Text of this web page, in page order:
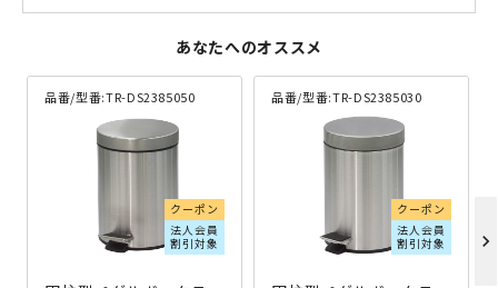
あなたへのオススメ
品番/型番:TR-DS2385050
クーポン
法人会員
割引対象
品番/型番:TR-DS2385030
クーポン
法人会員
割引対象
chevron_right